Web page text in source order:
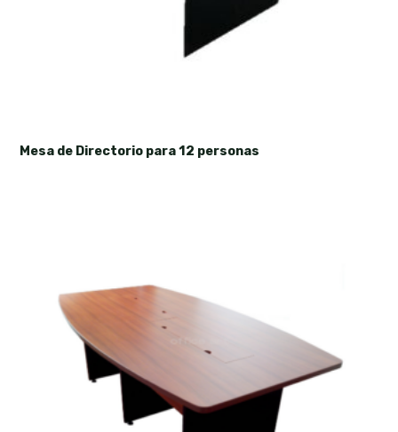
Mesa de Directorio para 12 personas